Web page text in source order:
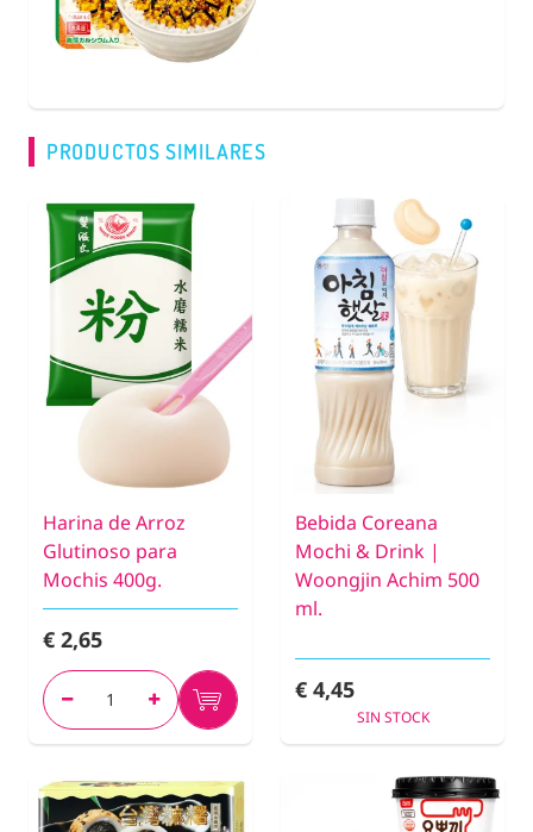
COMPRAR
PRODUCTOS SIMILARES
Harina de Arroz
Glutinoso para
Mochis 400g.
€ 2,65
Bebida Coreana
Mochi & Drink |
Woongjin Achim 500
ml.
€ 4,45
SIN STOCK